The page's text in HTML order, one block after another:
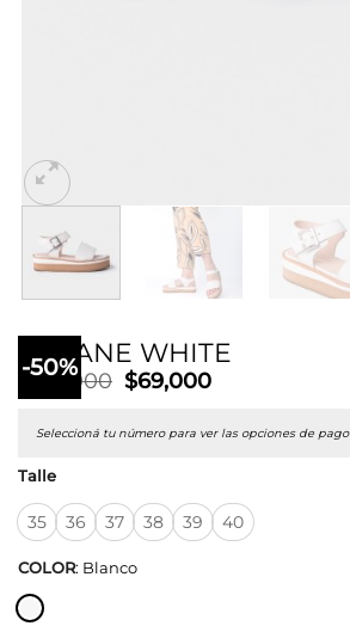
JHOANE WHITE
-50%
$139,000 El
precio
era:
$69,000El
es:
Seleccioná tu número para ver las opciones de pago
Talle
35 36 37 38 39 40
COLOR: Blanco